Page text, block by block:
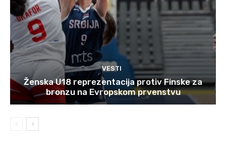
VESTI
Ženska U18 reprezentacija protiv Finske za
bronzu na Evropskom prvenstvu